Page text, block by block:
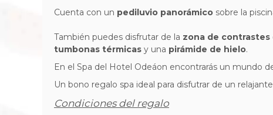
Cuenta con un pediluvio panorámico sobre la
También puedes disfrutar de la zona de contrastes
tumbonas térmicas y una pirámide de hielo.
En el Spa del Hotel Odeáon encontrarás un mundo
Un bono regalo spa ideal para disfutrar de un
Condiciones del regalo